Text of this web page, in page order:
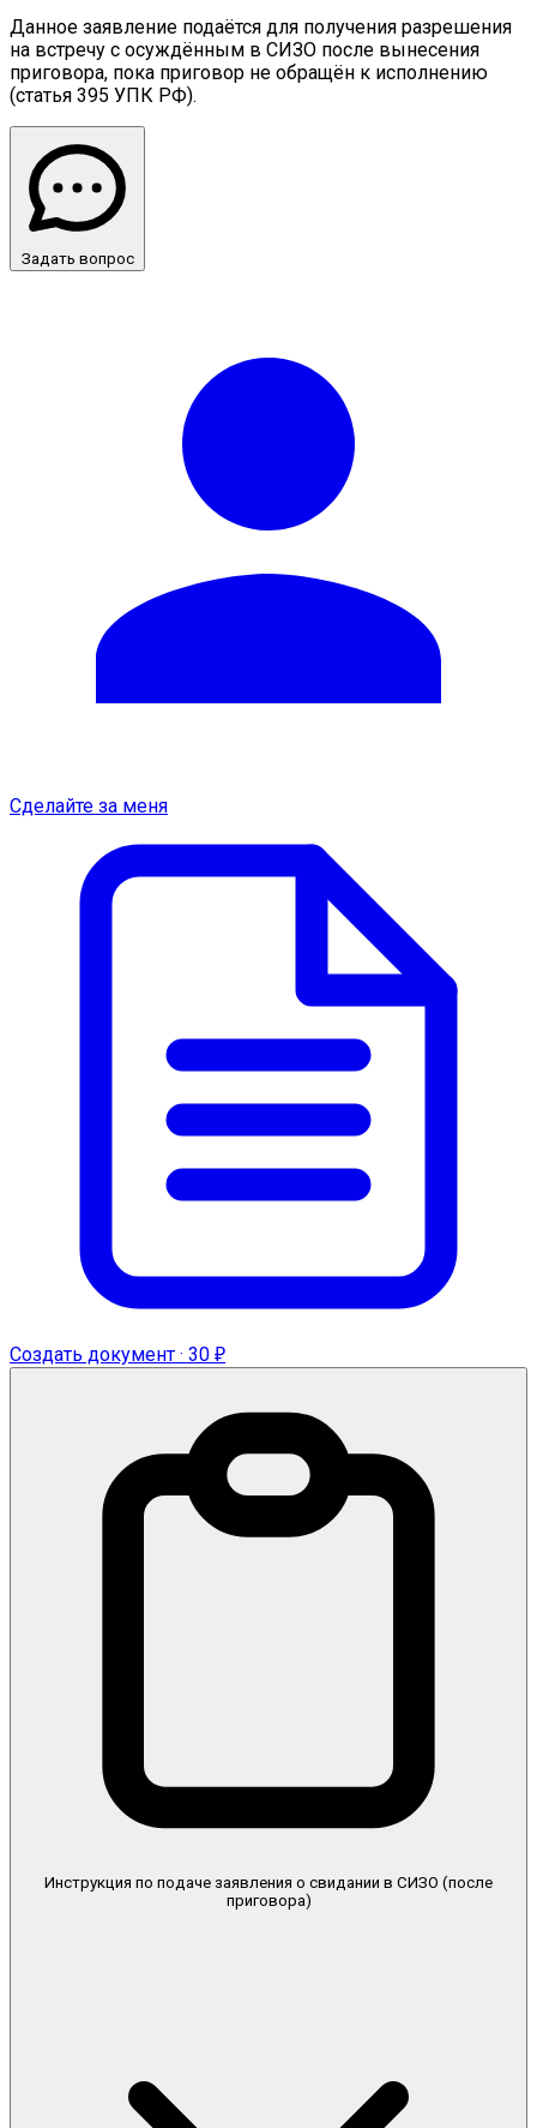
Данное заявление подаётся для получения разрешения
на встречу с осуждённым в СИЗО после вынесения
приговора, пока приговор не обращён к исполнению
(статья 395 УПК РФ).
Задать вопрос
Сделайте за меня
Создать документ · 30 ₽
Инструкция по подаче заявления о свидании в СИЗО (после
приговора)